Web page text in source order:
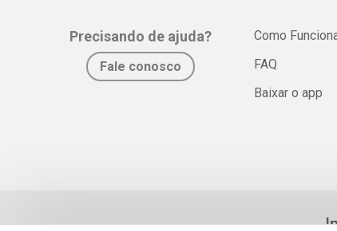
Precisando de ajuda?
Fale conosco
Como
FAQ
Baixar o app